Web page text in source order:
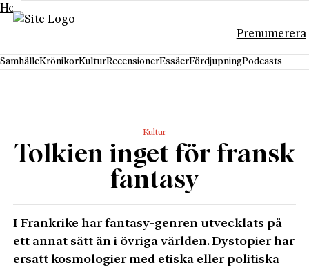
Hoppa till innehåll
Prenumerera
SamhälleKrönikorKulturRecensionerEssäerFördjupningPodcasts
Kultur
Tolkien inget för fransk
fantasy
I Frankrike har fantasy-genren utvecklats på
ett annat sätt än i övriga världen. Dystopier har
ersatt kosmologier med etiska eller politiska